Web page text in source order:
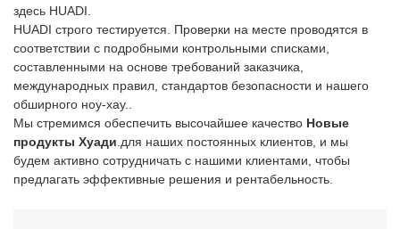
здесь HUADI.
HUADI строго тестируется. Проверки на месте проводятся в
соответствии с подробными контрольными списками,
составленными на основе требований заказчика,
международных правил, стандартов безопасности и нашего
обширного ноу-хау..
Мы стремимся обеспечить высочайшее качество Новые
продукты Хуади.для наших постоянных клиентов, и мы
будем активно сотрудничать с нашими клиентами, чтобы
предлагать эффективные решения и рентабельность.